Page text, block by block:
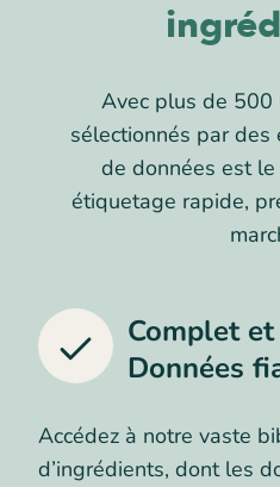
Avec plus de
sélectionnés par des
de données est le
étiquetage rapide,
Complet
Données
Accédez à notre vaste
d’ingrédients, dont les